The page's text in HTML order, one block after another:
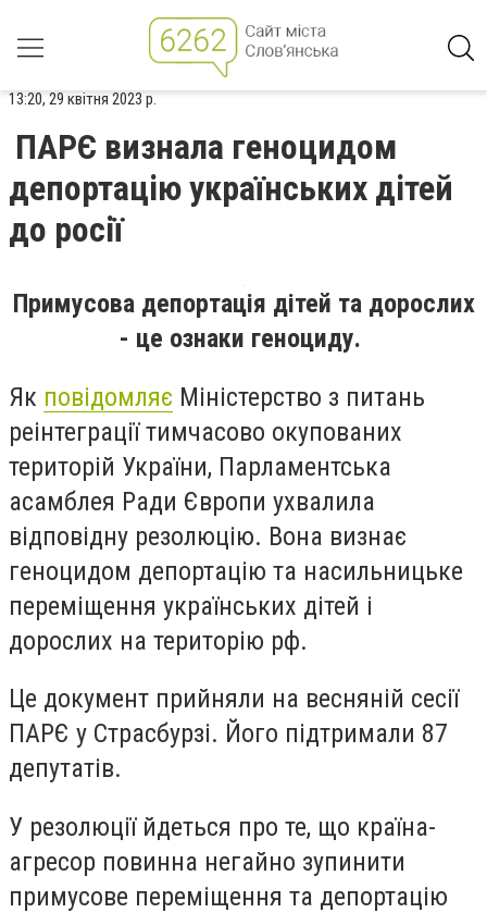
13:20, 29 квітня 2023 р.
ПАРЄ визнала геноцидом
депортацію українських дітей
до росії
Примусова депортація дітей та дорослих
- це ознаки геноциду.
Як повідомляє Міністерство з питань
реінтеграції тимчасово окупованих
територій України, Парламентська
асамблея Ради Європи ухвалила
відповідну резолюцію. Вона визнає
геноцидом депортацію та насильницьке
переміщення українських дітей і
дорослих на територію рф.
Це документ прийняли на весняній сесії
ПАРЄ у Страсбурзі. Його підтримали 87
депутатів.
У резолюції йдеться про те, що країна-
агресор повинна негайно зупинити
примусове переміщення та депортацію